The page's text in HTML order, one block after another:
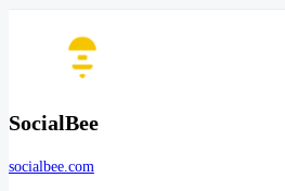
SocialBee
socialbee.com